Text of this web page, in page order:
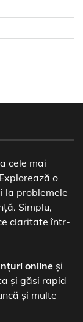
cele mai
o
la problemele
Simplu,
claritate într-
online și
și găsi rapid
și multe